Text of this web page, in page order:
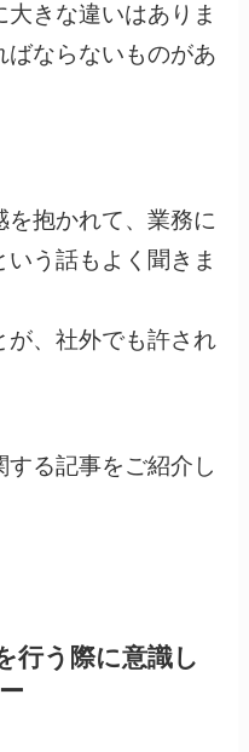
きな違いはありま
ばならないものがあ
抱かれて、業務に
う話もよく聞きま
が、社外でも許され
する記事をご紹介し
行う際に意識し